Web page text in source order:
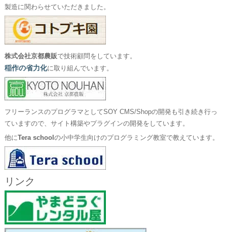
製造に関わらせていただきました。
株式会社京都農販で技術顧問をしています。
稲作の省力化に取り組んでいます。
フリーランスのプログラマとしてSOY CMS/Shopの開発も引き続き行っ
ていますので、サイト構築やプラグインの開発をしています。
他にTera school の小中学生向けのプログラミング教室で教えています。
リンク